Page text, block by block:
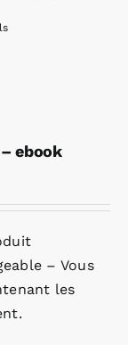
– ebook
– Vous
les